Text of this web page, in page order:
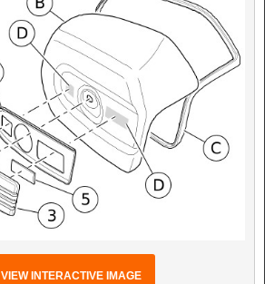
VIEW INTERACTIVE IMAGE